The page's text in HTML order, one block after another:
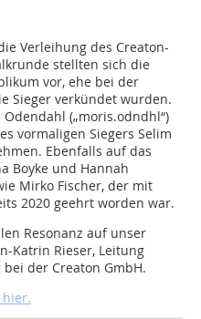
Verleihung des Creaton-
stellten sich die
vor, ehe bei der
Sieger verkündet wurden.
(„moris.odndhl“)
vormaligen Siegers Selim
Ebenfalls auf das
Boyke und Hannah
Mirko Fischer, der mit
2020 geehrt worden war.
Resonanz auf unser
Katrin Rieser, Leitung
der Creaton GmbH.
hier.